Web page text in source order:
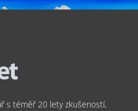
s téměř 20 lety zkušeností,